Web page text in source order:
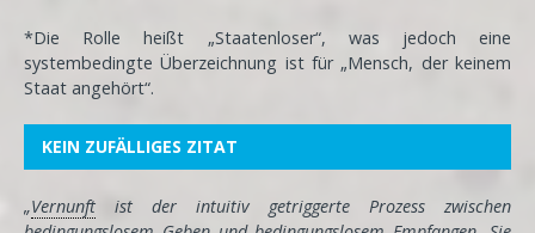
*Die Rolle heißt „Staatenloser“, was jedoch eine
systembedingte Überzeichnung ist für „Mensch, der keinem
Staat angehört“.
KEIN ZUFÄLLIGES ZITAT
„Vernunft ist der intuitiv getriggerte Prozess zwischen